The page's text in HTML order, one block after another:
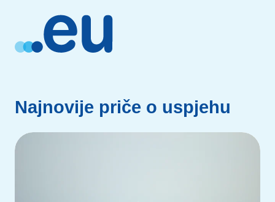
Najnovije priče o uspjehu